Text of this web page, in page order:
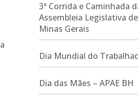
3ª Corrida e Caminhada
Assembleia Legislativa de
Minas Gerais
Dia Mundial do
Dia das Mães – APAE BH